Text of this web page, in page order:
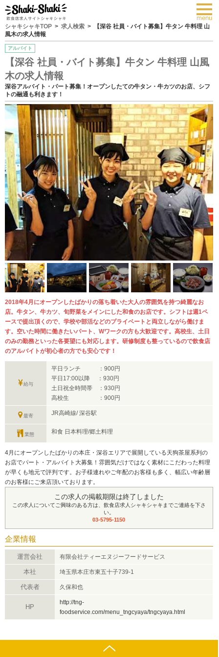
menu
シャキシャキTOP 求人検索
【深谷 社員・バイト募集】牛タン 牛料理 山
風木の求人情報
アルバイト
【深谷 社員・バイト募集】牛タン 牛料理 山風
木の求人情報
深谷アルバイト・パート募集！オープンしたての牛タン・牛カツのお店、シフ
トの融通も利きます！
2018年4月にオープンしたばかりの落ち着いた大人の雰囲気を持つ綺麗なお
店。牛タン、牛カツ、旬野菜をメインにした和食のお店です。シフトは週1ペ
ースで提出頂くので、学校や部活などのプライベートと両立しながら働けま
す。空いた時間に働きたいパート、Wワークの方も大歓迎です。高校生、土日
のみの勤務といった各要望にも対応します。研修制度も整っているので飲食店
のアルバイトが初心者の方でも安心です！
給与
平日ランチ ：900円
平日17:00以降 ：930円
土日祝全時間帯 ：930円
高校生 ：900円
最寄 JR高崎線/ 深谷駅
業態 和食 日本料理/郷土料理
4月にオープンしたばかりの本庄・深谷エリアで展開している天狗茶屋系列の
お店でパート・アルバイト大募集！雰囲気だけではなく素材にこだわった料理
が早くも地元で評判です。お子様連れやご年配のお客様も多く、幅広い年齢層
のお客様にご来店頂いております。
この求人の掲載期限は終了しました
この求人についてご興味のある方は、飲食店求人シャキシャキまでご連絡を下さ
い。
03-5795-1150
企業情報
運営会社 有限会社ティーエヌジーフードサービス
本社 埼玉県本庄市東五十子739-1
代表者 久保和也
HP
http://tng-
foodservice.com/menu_tngcyaya/tngcyaya.html